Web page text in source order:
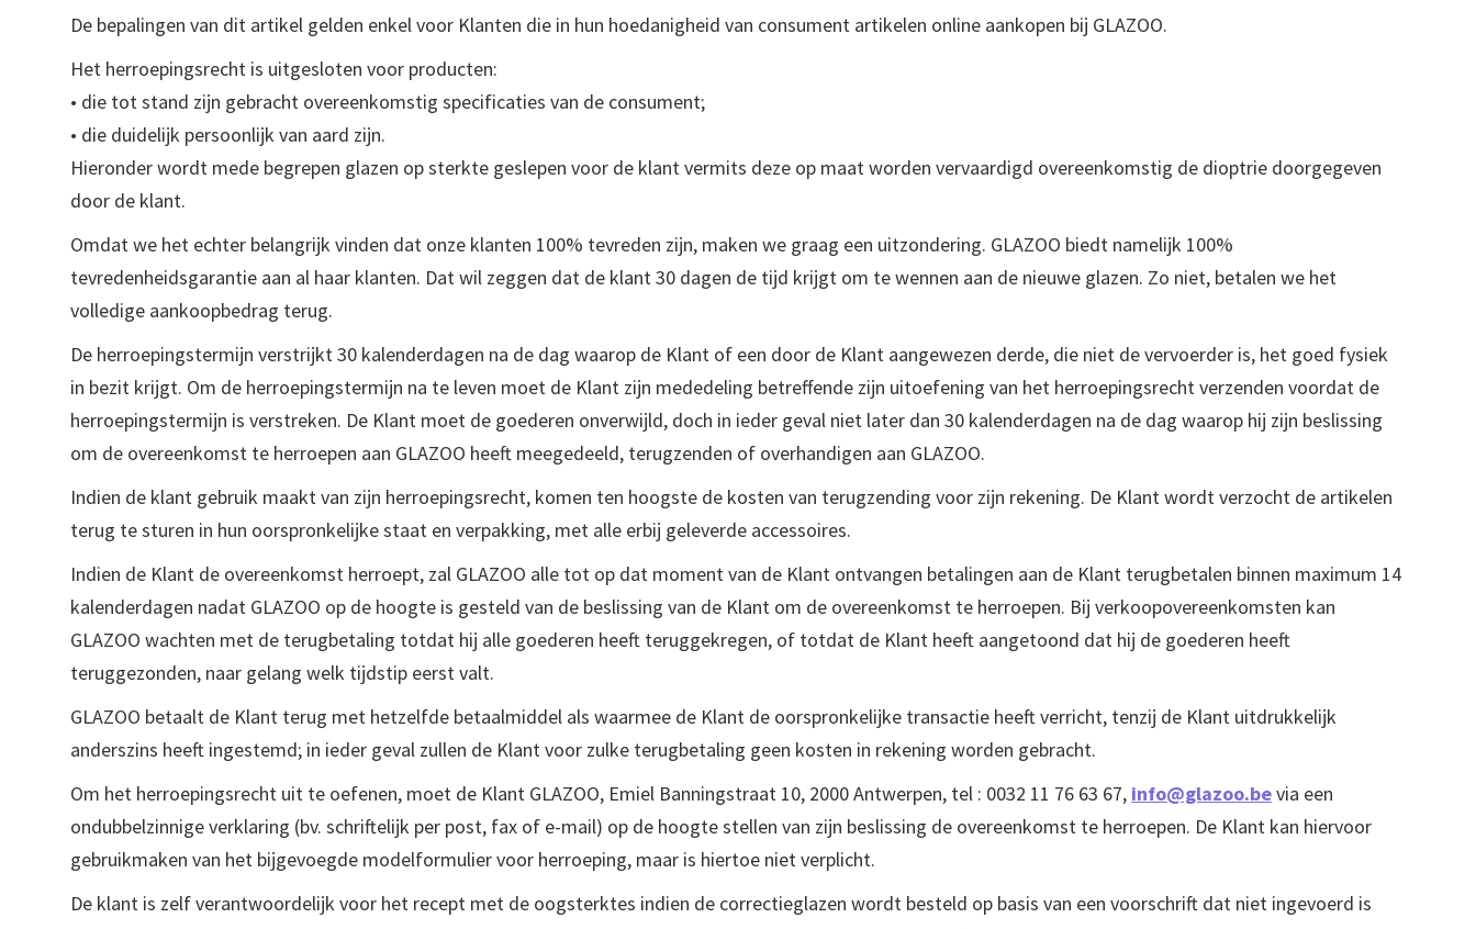
De bepalingen van dit artikel gelden enkel voor Klanten die in hun hoedanigheid van consument artikelen online aankopen bij GLAZOO.
Het herroepingsrecht is uitgesloten voor producten:
• die tot stand zijn gebracht overeenkomstig specificaties van de consument;
• die duidelijk persoonlijk van aard zijn.
Hieronder wordt mede begrepen glazen op sterkte geslepen voor de klant vermits deze op maat worden vervaardigd overeenkomstig de dioptrie doorgegeven
door de klant.
Omdat we het echter belangrijk vinden dat onze klanten 100% tevreden zijn, maken we graag een uitzondering. GLAZOO biedt namelijk 100%
tevredenheidsgarantie aan al haar klanten. Dat wil zeggen dat de klant 30 dagen de tijd krijgt om te wennen aan de nieuwe glazen. Zo niet, betalen we het
volledige aankoopbedrag terug.
De herroepingstermijn verstrijkt 30 kalenderdagen na de dag waarop de Klant of een door de Klant aangewezen derde, die niet de vervoerder is, het goed fysiek
in bezit krijgt. Om de herroepingstermijn na te leven moet de Klant zijn mededeling betreffende zijn uitoefening van het herroepingsrecht verzenden voordat de
herroepingstermijn is verstreken. De Klant moet de goederen onverwijld, doch in ieder geval niet later dan 30 kalenderdagen na de dag waarop hij zijn beslissing
om de overeenkomst te herroepen aan GLAZOO heeft meegedeeld, terugzenden of overhandigen aan GLAZOO.
Indien de klant gebruik maakt van zijn herroepingsrecht, komen ten hoogste de kosten van terugzending voor zijn rekening. De Klant wordt verzocht de artikelen
terug te sturen in hun oorspronkelijke staat en verpakking, met alle erbij geleverde accessoires.
Indien de Klant de overeenkomst herroept, zal GLAZOO alle tot op dat moment van de Klant ontvangen betalingen aan de Klant terugbetalen binnen maximum 14
kalenderdagen nadat GLAZOO op de hoogte is gesteld van de beslissing van de Klant om de overeenkomst te herroepen. Bij verkoopovereenkomsten kan
GLAZOO wachten met de terugbetaling totdat hij alle goederen heeft teruggekregen, of totdat de Klant heeft aangetoond dat hij de goederen heeft
teruggezonden, naar gelang welk tijdstip eerst valt.
GLAZOO betaalt de Klant terug met hetzelfde betaalmiddel als waarmee de Klant de oorspronkelijke transactie heeft verricht, tenzij de Klant uitdrukkelijk
anderszins heeft ingestemd; in ieder geval zullen de Klant voor zulke terugbetaling geen kosten in rekening worden gebracht.
Om het herroepingsrecht uit te oefenen, moet de Klant GLAZOO, Emiel Banningstraat 10, 2000 Antwerpen, tel : 0032 11 76 63 67, info@glazoo.bevia een
ondubbelzinnige verklaring (bv. schriftelijk per post, fax of e-mail) op de hoogte stellen van zijn beslissing de overeenkomst te herroepen. De Klant kan hiervoor
gebruikmaken van het bijgevoegde modelformulier voor herroeping, maar is hiertoe niet verplicht.
De klant is zelf verantwoordelijk voor het recept met de oogsterktes indien de correctieglazen wordt besteld op basis van een voorschrift dat niet ingevoerd is